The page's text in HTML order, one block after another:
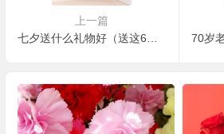
上一篇
七夕送什么礼物好（送这6样准不会出错）